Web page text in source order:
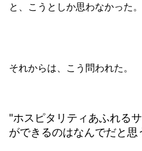
と、こうとしか思わなかった。
それからは、こう問われた。
"ホスピタリティあふれる
ができるのはなんでだと思